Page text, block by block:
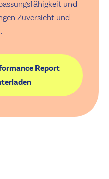
und
Zuversicht und
Report